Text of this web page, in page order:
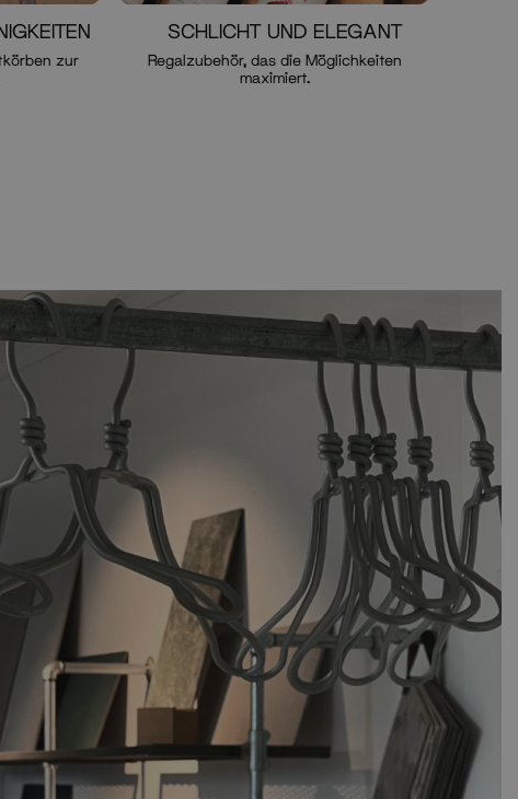
zur
Regalzubehör, das die Möglichkeiten
maximiert.
SCHLICHT UND ELEGANT